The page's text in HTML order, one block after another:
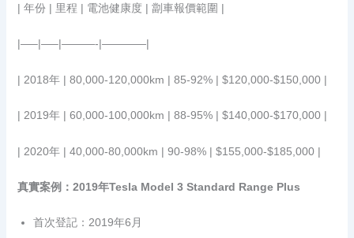
| 年份 | 里程 | 電池健康度 | 劏車報價範圍 |
|—–|—–|———-|————|
| 2018年 | 80,000-120,000km | 85-92% | $120,000-$150,000 |
| 2019年 | 60,000-100,000km | 88-95% | $140,000-$170,000 |
| 2020年 | 40,000-80,000km | 90-98% | $155,000-$185,000 |
真實案例：2019年Tesla Model 3 Standard Range Plus
首次登記：2019年6月